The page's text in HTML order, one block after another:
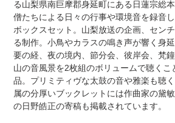
す
コ
ン
デ
ィ
シ
ョ
ン
る
る山梨県南巨摩郡身延町にある日蓮宗総
僧たちによる日々の行事や環境音を録音
ボックスセット。山梨放送の企画、セン
る制作。小鳥やカラスの鳴き声が響く身
要の経、夜の境内、節分会、彼岸会、梵
山の音風景を2枚組のボリュームで聴くこ
品。プリミティヴな太鼓の音や雅楽も聴
属の分厚いブックレットには作曲家の黛
の日野皓正の寄稿も掲載されています。